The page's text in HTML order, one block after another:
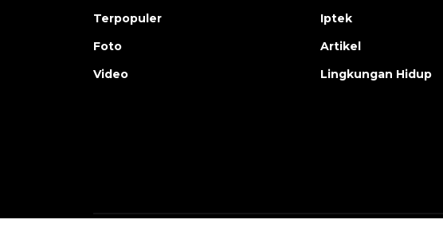
Terpopuler
Foto
Video
Iptek
Artikel
Lingkungan Hidup